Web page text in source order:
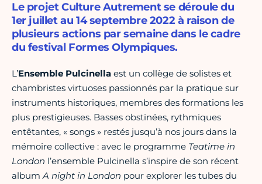
Le projet Culture Autrement se déroule du
1er juillet au 14 septembre 2022 à raison de
plusieurs actions par semaine dans le cadre
du festival Formes Olympiques.
L’Ensemble Pulcinella est un collège de solistes et
chambristes virtuoses passionnés par la pratique sur
instruments historiques, membres des formations les
plus prestigieuses. Basses obstinées, rythmiques
entêtantes, « songs » restés jusqu’à nos jours dans la
mémoire collective : avec le programme Teatime in
London l’ensemble Pulcinella s’inspire de son récent
albumA night in London pour explorer les tubes du